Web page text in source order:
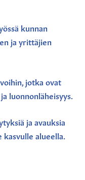
kunnan
ja yrittäjien
jotka ovat
luonnonläheisyys.
ja avauksia
alueella.